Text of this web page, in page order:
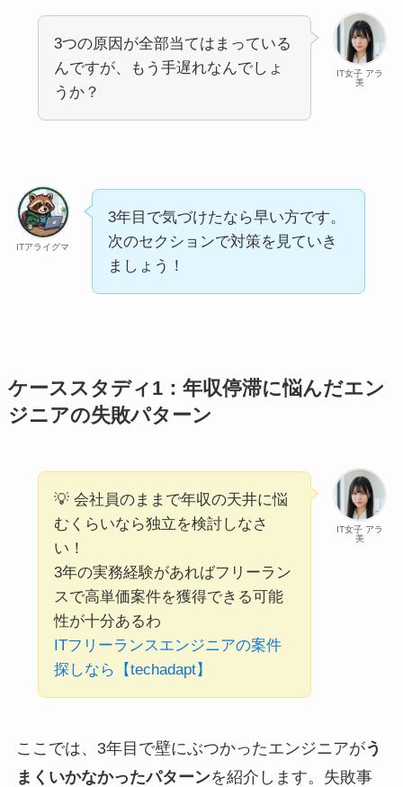
IT女子 アラ
美
3つの原因が全部当てはまっている
んですが、もう手遅れなんでしょ
うか？
ITアライグマ
3年目で気づけたなら早い方です。
次のセクションで対策を見ていき
ましょう！
ケーススタディ1：年収停滞に悩んだエン
ジニアの失敗パターン
IT女子 アラ
美
💡 会社員のままで年収の天井に悩
むくらいなら独立を検討しなさ
い！
3年の実務経験があればフリーラン
スで高単価案件を獲得できる可能
性が十分あるわ
ITフリーランスエンジニアの案件
探しなら【techadapt】
ここでは、3年目で壁にぶつかったエンジニアがう
まくいかなかったパターンを紹介します。失敗事